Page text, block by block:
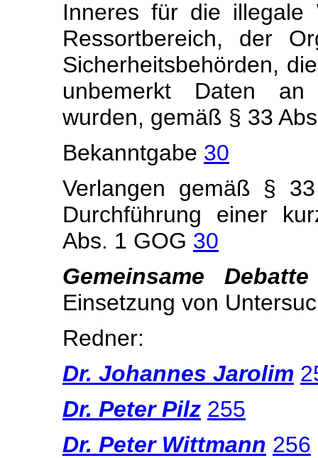
Inneres für die illegale
Ressortbereich, der
Sicherheitsbehörden,
unbemerkt Daten an
wurden, gemäß § 33
Bekanntgabe 30
Verlangen gemäß §
Durchführung einer
Abs. 1 GOG 30
Gemeinsame Debatte
Einsetzung von
Redner:
Dr. Johannes Jarolim
Dr. Peter Pilz 255
Dr. Peter Wittmann 256